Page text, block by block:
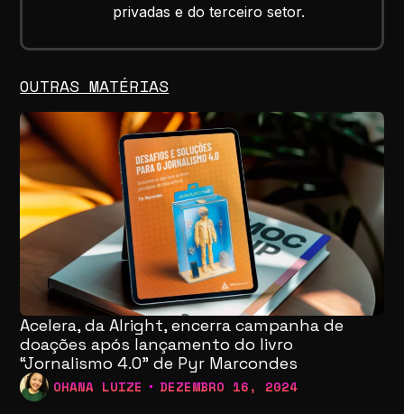
privadas e do terceiro setor.
OUTRAS MATÉRIAS
Acelera, da Alright, encerra campanha de
doações após lançamento do livro
“Jornalismo 4.0” de Pyr Marcondes
OHANA LUIZE DEZEMBRO 16, 2024